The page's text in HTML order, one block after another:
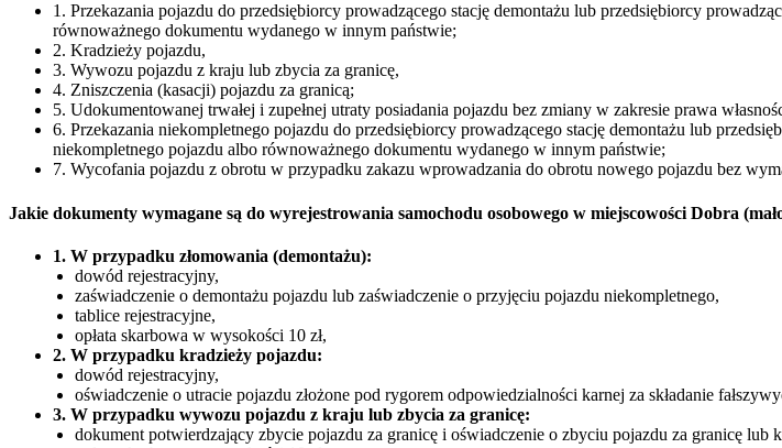
1. Przekazania pojazdu do przedsiębiorcy prowadzącego stację demontażu lub przedsiębiorcy
równoważnego dokumentu wydanego w innym państwie;
2. Kradzieży pojazdu,
3. Wywozu pojazdu z kraju lub zbycia za granicę,
4. Zniszczenia (kasacji) pojazdu za granicą;
5. Udokumentowanej trwałej i zupełnej utraty posiadania pojazdu bez zmiany w zakresie prawa
6. Przekazania niekompletnego pojazdu do przedsiębiorcy prowadzącego stację demontażu lub
niekompletnego pojazdu albo równoważnego dokumentu wydanego w innym państwie;
7. Wycofania pojazdu z obrotu w przypadku zakazu wprowadzania do obrotu nowego pojazdu bez
Jakie dokumenty wymagane są do wyrejestrowania samochodu osobowego w miejscowości Dobra
1. W przypadku złomowania (demontażu):
dowód rejestracyjny,
zaświadczenie o demontażu pojazdu lub zaświadczenie o przyjęciu pojazdu niekompletnego,
tablice rejestracyjne,
opłata skarbowa w wysokości 10 zł,
2. W przypadku kradzieży pojazdu:
dowód rejestracyjny,
oświadczenie o utracie pojazdu złożone pod rygorem odpowiedzialności karnej za składanie
3. W przypadku wywozu pojazdu z kraju lub zbycia za granicę:
dokument potwierdzający zbycie pojazdu za granicę i oświadczenie o zbyciu pojazdu za granicę lub